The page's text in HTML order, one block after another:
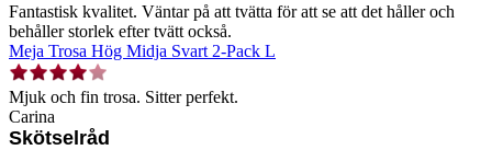
Fantastisk kvalitet. Väntar på att tvätta för att se att det håller och
behåller storlek efter tvätt också.
Meja Trosa Hög Midja Svart 2-Pack L
Mjuk och fin trosa. Sitter perfekt.
Carina
Skötselråd